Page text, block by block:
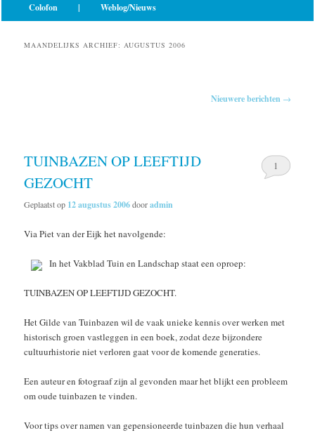
Colofon | Weblog/Nieuws
MAANDELIJKS ARCHIEF:AUGUSTUS 2006
Nieuwere berichten →
TUINBAZEN OP LEEFTIJD
GEZOCHT
Geplaatst op 12 augustus 2006dooradmin
1
Via Piet van der Eijk het navolgende:
In het Vakblad Tuin en Landschap staat een oproep:
TUINBAZEN OP LEEFTIJD GEZOCHT.
Het Gilde van Tuinbazen wil de vaak unieke kennis over werken met
historisch groen vastleggen in een boek, zodat deze bijzondere
cultuurhistorie niet verloren gaat voor de komende generaties.
Een auteur en fotograaf zijn al gevonden maar het blijkt een probleem
om oude tuinbazen te vinden.
Voor tips over namen van gepensioneerde tuinbazen die hun verhaal